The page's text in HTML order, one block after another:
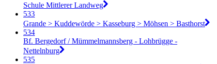
Schule Mittlerer Landweg
533
Grande > Kuddewörde > Kasseburg > Möhsen > Basthorst
534
Bf. Bergedorf / Mümmelmannsberg - Lohbrügge -
Nettelnburg
535